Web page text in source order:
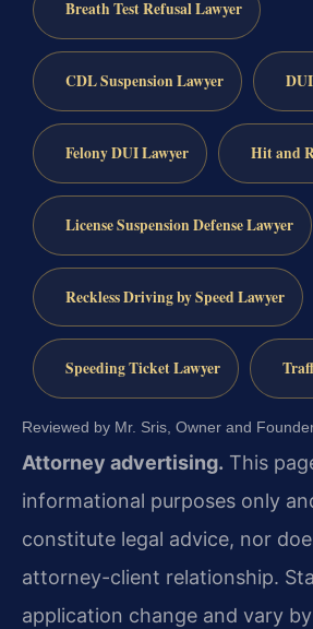
Breath Test Refusal Lawyer
CDL Suspension Lawyer
Felony DUI Lawyer Hit and
License Suspension Defense Lawyer
Reckless Driving by Speed Lawyer
Speeding Ticket Lawyer
Reviewed by Mr. Sris, Owner and
Attorney advertising. This
informational purposes only
constitute legal advice, nor
attorney-client relationship.
application change and vary